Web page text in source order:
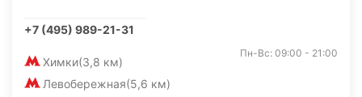
+7 (495) 989-21-31
Химки(3,8 км)
Левобережная(5,6 км)
Пн-Вс: 09:00 - 21:00